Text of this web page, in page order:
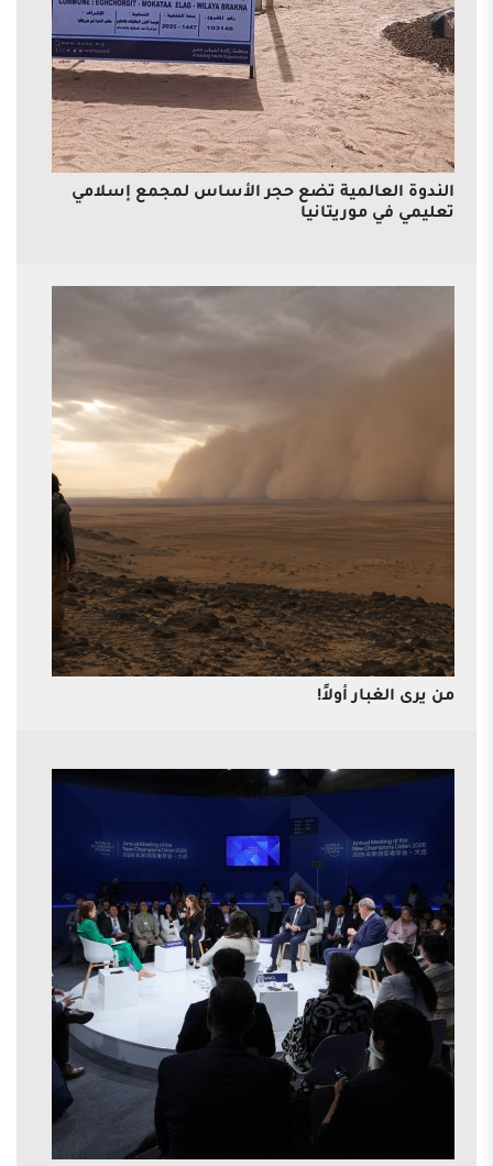
الندوة العالمية تضع حجر الأساس لمجمع إسلامي
تعليمي في موريتانيا
من يرى الغبار أولاً!